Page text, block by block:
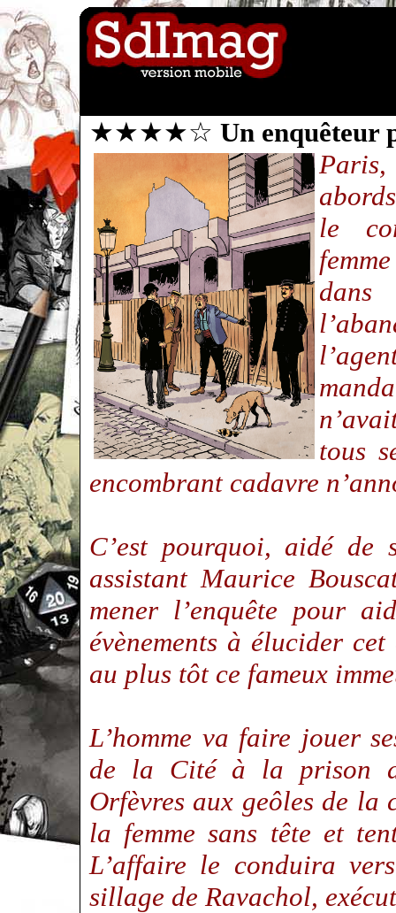
★★★★☆ Un enquêteur
le
tous
encombrant cadavre
C’est pourquoi, aidé
assistant Maurice
mener l’enquête pour
évènements à élucider
au plus tôt ce fameux
L’homme va faire jouer
de la Cité à la prison
Orfèvres aux geôles de
la femme sans tête et
L’affaire le conduira
sillage de Ravachol,